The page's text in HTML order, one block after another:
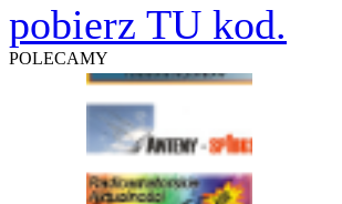
pobierz TU kod.
POLECAMY